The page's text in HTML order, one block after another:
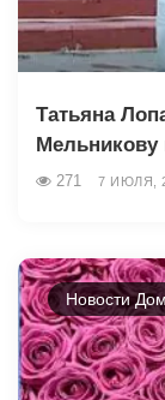
Татьяна
Мельникову
271 7 ИЮЛЯ,
Новости